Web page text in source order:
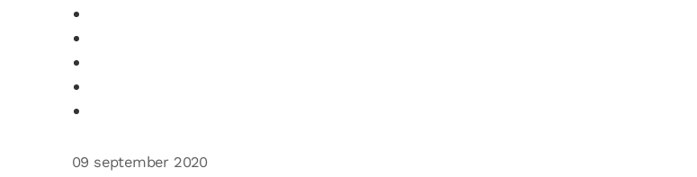
09 september 2020